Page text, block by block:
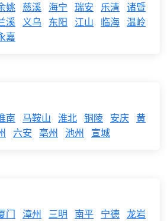
姚 慈溪 海宁 瑞安 乐清 诸暨
溪 义乌 东阳 江山 临海 温岭
嘉
南 马鞍山 淮北 铜陵 安庆 黄
六安 亳州 池州 宣城
门 漳州 三明 南平 宁德 龙岩